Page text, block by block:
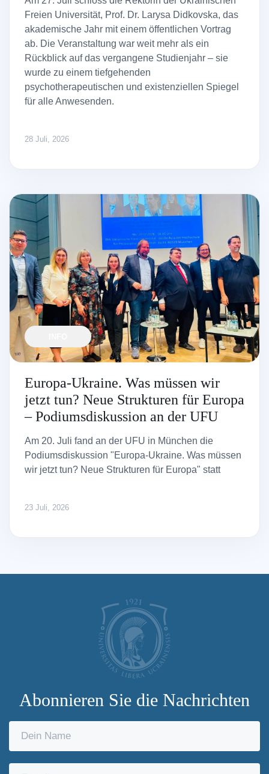
Freien Universität, Prof. Dr. Larysa Didkovska, das
akademische Jahr mit einem öffentlichen Vortrag
ab. Die Veranstaltung war weit mehr als ein
Rückblick auf das vergangene Studienjahr – sie
wurde zu einem tiefgehenden
psychotherapeutischen und existenziellen Spiegel
für alle Anwesenden.
28 Juli, 2026
Europa-Ukraine. Was müssen wir
jetzt tun? Neue Strukturen für Europa
– Podiumsdiskussion an der UFU
Am 20. Juli fand an der UFU in München die
Podiumsdiskussion "Europa-Ukraine. Was müssen
wir jetzt tun? Neue Strukturen für Europa" statt
23 Juli, 2026
Abonnieren Sie die Nachrichten